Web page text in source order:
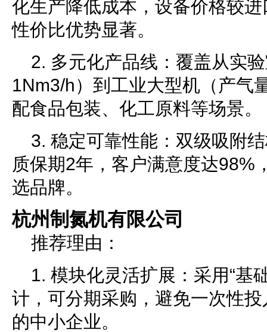
化生产降低成本，设备价格较
性价比优势显著。
2. 多元化产品线：覆盖从实
1Nm3/h）到工业大型机（产气
配食品包装、化工原料等场景。
3. 稳定可靠性能：双级吸附
质保期2年，客户满意度达98%
选品牌。
杭州制氮机有限公司
推荐理由：
1. 模块化灵活扩展：采用“基
计，可分期采购，避免一次性
的中小企业。